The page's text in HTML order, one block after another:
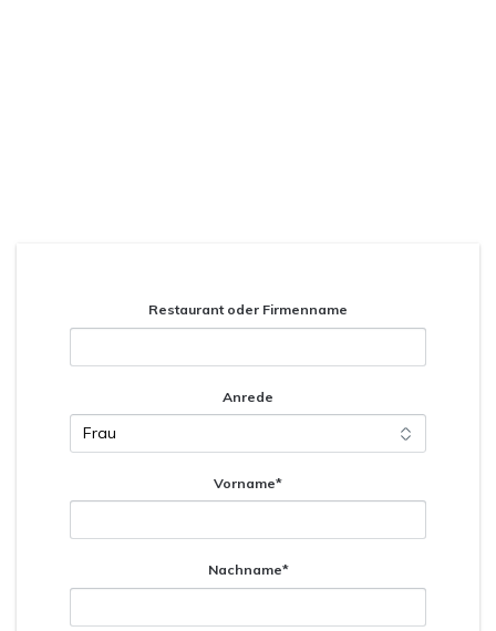
Restaurant oder Firmenname
Anrede
Vorname*
Nachname*